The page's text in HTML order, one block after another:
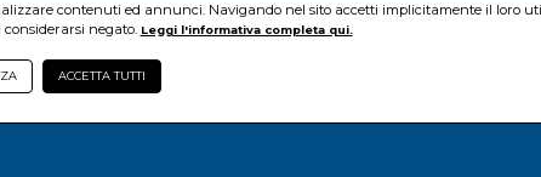
www.onedil.it- All Rights Reserved.
contenuti ed annunci. Navigando nel sito accetti implicitamente il loro
negato. Leggi l'informativa completa qui.
ACCETTA TUTTI